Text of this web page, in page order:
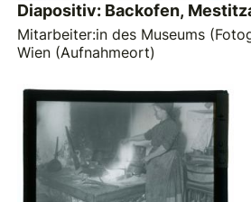
Diapositiv: Backofen,
Mitarbeiter:in des Museums
Wien (Aufnahmeort)